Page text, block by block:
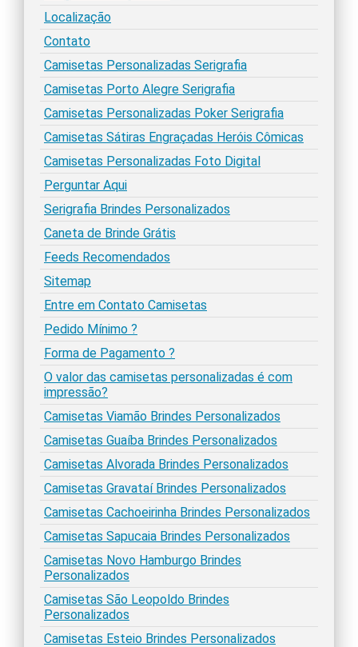
Localização
Contato
Camisetas Personalizadas Serigrafia
Camisetas Porto Alegre Serigrafia
Camisetas Personalizadas Poker Serigrafia
Camisetas Sátiras Engraçadas Heróis Cômicas
Camisetas Personalizadas Foto Digital
Perguntar Aqui
Serigrafia Brindes Personalizados
Caneta de Brinde Grátis
Feeds Recomendados
Sitemap
Entre em Contato Camisetas
Pedido Mínimo ?
Forma de Pagamento ?
O valor das camisetas personalizadas é com
impressão?
Camisetas Viamão Brindes Personalizados
Camisetas Guaíba Brindes Personalizados
Camisetas Alvorada Brindes Personalizados
Camisetas Gravataí Brindes Personalizados
Camisetas Cachoeirinha Brindes Personalizados
Camisetas Sapucaia Brindes Personalizados
Camisetas Novo Hamburgo Brindes
Personalizados
Camisetas São Leopoldo Brindes
Personalizados
Camisetas Esteio Brindes Personalizados